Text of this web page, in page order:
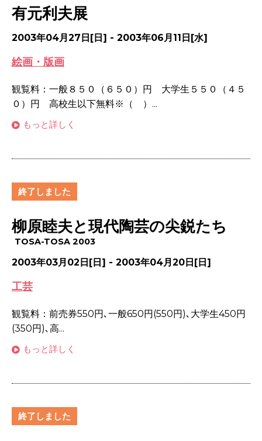
有元利夫展
2003年04月27日[日] - 2003年06月11日[水]
絵画・版画
観覧料：一般８５０（６５０）円 大学生５５０（４５
０）円 高校生以下無料※（ ）...
もっと詳しく
終了しました
柳原睦夫と現代陶芸の尖鋭たち
TOSA-TOSA 2003
2003年03月02日[日] - 2003年04月20日[日]
工芸
観覧料：前売券550円､一般650円(550円)､大学生450円
(350円)､高...
もっと詳しく
終了しました